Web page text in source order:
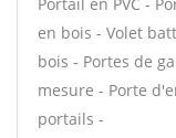
en bois - Volet
bois - Portes de
mesure - Porte
portails -